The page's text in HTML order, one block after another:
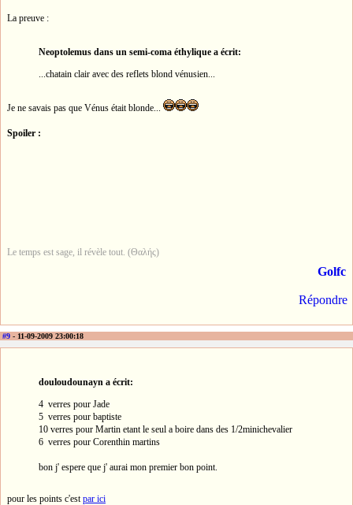
La preuve :
Neoptolemus dans un semi-coma éthylique a écrit:
...chatain clair avec des reflets blond vénusien...
Je ne savais pas que Vénus était blonde...
Spoiler :
Le temps est sage, il révèle tout. (Θαλής)
Golfc
Répondre
#9 - 11-09-2009 23:00:18
douloudounayn a écrit:
4 verres pour Jade
5 verres pour baptiste
10 verres pour Martin etant le seul a boire dans des 1/2minichevalier
6 verres pour Corenthin martins
bon j' espere que j' aurai mon premier bon point.
pour les points c'est par ici